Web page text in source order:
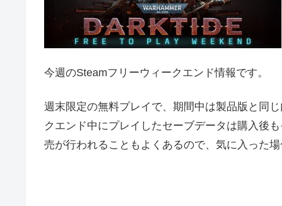
今週のSteamフリーウィークエンド情報です。
週末限定の無料プレイで、期間中は製品版と同
クエンド中にプレイしたセーブデータは購入後
売が行われることもよくあるので、気に入った